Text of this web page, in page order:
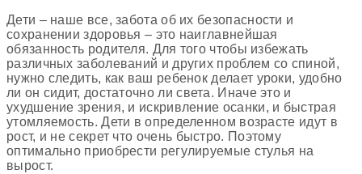
Дети – наше все,забота об их безопасности и
сохранении здоровья – это наиглавнейшая
обязанность родителя. Для того чтобы избежать
различных заболеваний и других проблем со спиной,
нужно следить, как ваш ребенок делает уроки, удобно
ли он сидит, достаточно ли света. Иначе это и
ухудшение зрения, и искривление осанки, и быстрая
утомляемость.Дети в определенном возрасте идут в
рост, и не секрет что очень быстро. Поэтому
оптимально приобрести регулируемые стулья на
вырост.